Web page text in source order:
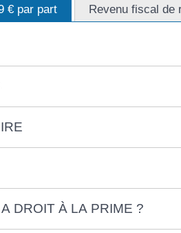
€ par part Revenu fiscal de
DROIT À LA PRIME ?